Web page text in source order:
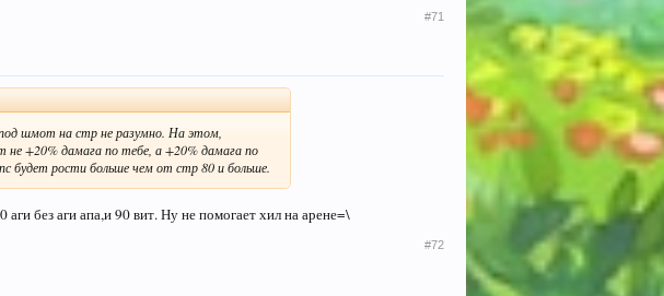
#71
под шмот на стр не разумно. На этом,
не +20% дамага по тебе, а +20% дамага по
будет рости больше чем от стр 80 и больше.
без аги апа,и 90 вит. Ну не помогает хил на арене=\
#72